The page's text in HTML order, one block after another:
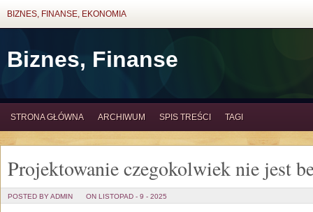
BIZNES, FINANSE, EKONOMIA
Biznes, Finanse
STRONA GŁÓWNA ARCHIWUM SPIS TREŚCI TAGI
Projektowanie czegokolwiek nie jest
POSTED BY ADMIN ON LISTOPAD - 9 - 2025